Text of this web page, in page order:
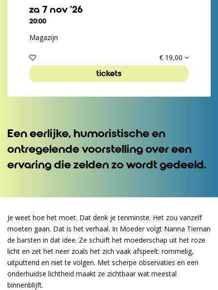
za 7 nov ’26
20:00
Magazijn
€ 19,00
tickets
Een eerlijke, humoristische en
ontregelende voorstelling over een
ervaring die zelden zo wordt gedeeld.
Je weet hoe het moet. Dat denk je tenminste. Het zou vanzelf
moeten gaan. Dat is het verhaal. In Moeder volgt Nanna Tieman
de barsten in dat idee. Ze schuift het moederschap uit het roze
licht en zet het neer zoals het zich vaak afspeelt: rommelig,
uitputtend en niet te volgen. Met scherpe observaties en een
onderhuidse lichtheid maakt ze zichtbaar wat meestal
binnenblijft.